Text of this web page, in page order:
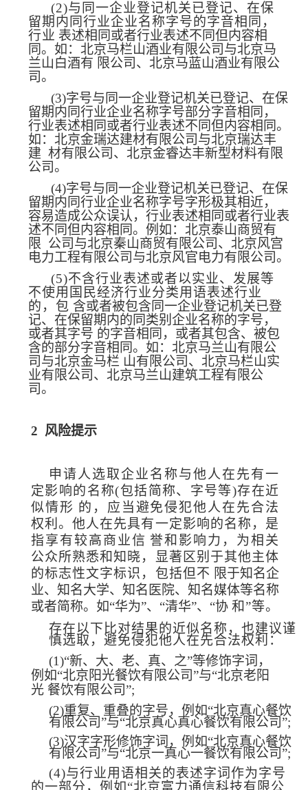
(2)与同一企业登记机关已登记、在保
留期内同行业企业名称字号的字音相同，
行业 表述相同或者行业表述不同但内容相
同。如：北京马栏山酒业有 限公司与北京马
兰山白酒有 限公司、北京马蓝山酒业有限公
司。
(3)字号与同一企业登记机关已登记、在保
留期内同行业企业名称字号部分字音相同，
行业表述相同或者行业表述不同但内容相同。
如：北京金瑞达建材有限公司与北京瑞达丰
建 材有限公司、北京金睿达丰新型材料有限
公司。
(4)字号与同一企业登记机关已登记、在保
留期内同行业企业名称字号字形极其相近，
容易造成公众误认，行业表述相同或者行业表
述不同但内容相同。 例如：北京泰山商贸有
限 公司与北京秦山商贸有限公司、北京风宫
电力工程有限公司与北京风官电力有限公司。
(5)不含行业表述或者以实业、发展等
不使用国民经济行业分类用语表述行业
的，包 含或者被包含同一企业登记机关已登
记、在保留期内的同类别企业名称的字号，
或者其字号 的字音相同，或者其包含、被包
含的部分字音相同。如：北京马兰山有限公
司与北京金马栏 山有限公司、北京马栏山实
业有限公司、北京马兰山建筑工程有限公
司。
2 风险提示
申请人选取企业名称与他人在先有一
定影响的名称(包括简称、字号等)存在近
似情形 的，应当避免侵犯他人在先合法
权利。他人在先具有一定影响的名称，是
指享有较高商业信 誉和影响力，为相关
公众所熟悉和知晓，显著区别于其他主体
的标志性文字标识，包括但不 限于知名企
业、知名大学、知名医院、知名媒体等名称
或者简称。如“华为”、“清华”、“协 和”等。
存在以下比对结果的近似名称，也建议谨
慎选取，避免侵犯他人在先合法权利：
(1)“新、大、老、真、之”等修饰字词，
例如“北京阳光餐饮有限公司”与“北京老阳
光 餐饮有限公司”;
(2)重复、重叠的字号，例如“北京真心餐饮
有限公司”与“北京真心真心餐饮有限公司”;
(3)汉字字形修饰字词，例如“北京真心餐饮
有限公司”与“北京一真心一餐饮有限公司”;
(4)与行业用语相关的表述字词作为字号
的一部分，例如“北京富力通信科技有限公